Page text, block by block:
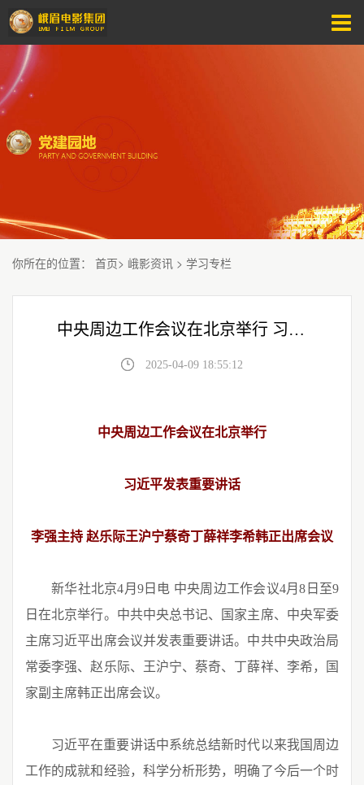
你所在的位置： 首页> 峨影资讯 > 学习专栏
中央周边工作会议在北京举行 习近平发表重要讲话
2025-04-09 18:55:12
中央周边工作会议在北京举行
习近平发表重要讲话
李强主持 赵乐际王沪宁蔡奇丁薛祥李希韩正出席会议
新华社北京4月9日电 中央周边工作会议4月8日至9
日在北京举行。中共中央总书记、国家主席、中央军委
主席习近平出席会议并发表重要讲话。中共中央政治局
常委李强、赵乐际、王沪宁、蔡奇、丁薛祥、李希，国
家副主席韩正出席会议。
习近平在重要讲话中系统总结新时代以来我国周边
工作的成就和经验，科学分析形势，明确了今后一个时